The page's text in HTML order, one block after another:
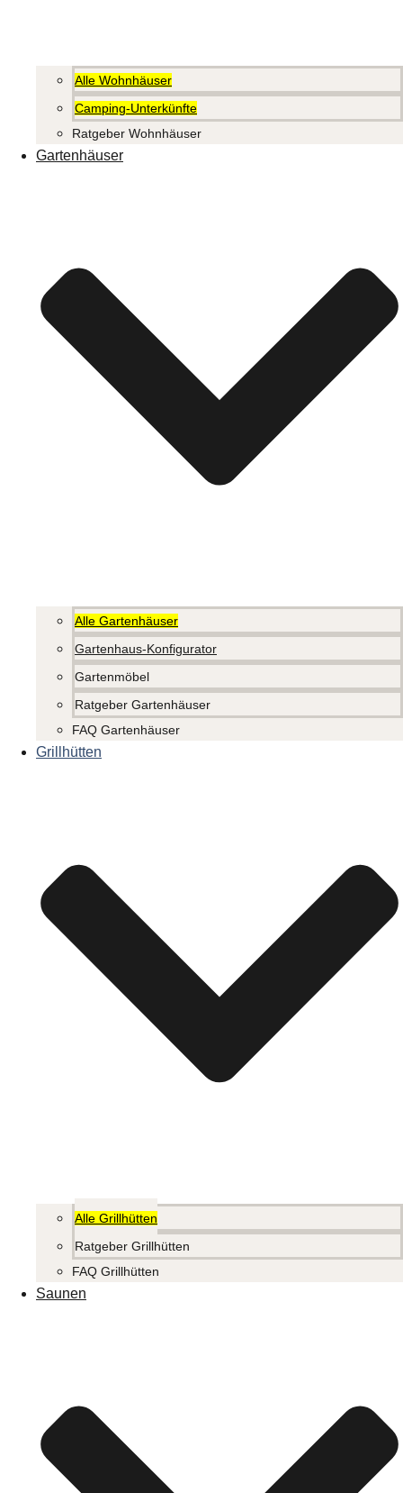
Alle Wohnhäuser
Camping-Unterkünfte
Ratgeber Wohnhäuser
Gartenhäuser
Alle Gartenhäuser
Gartenhaus-Konfigurator
Gartenmöbel
Ratgeber Gartenhäuser
FAQ Gartenhäuser
Grillhütten
Alle Grillhütten
Ratgeber Grillhütten
FAQ Grillhütten
Saunen